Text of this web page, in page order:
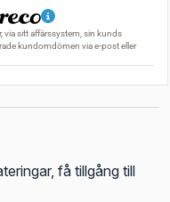
få tillgång till